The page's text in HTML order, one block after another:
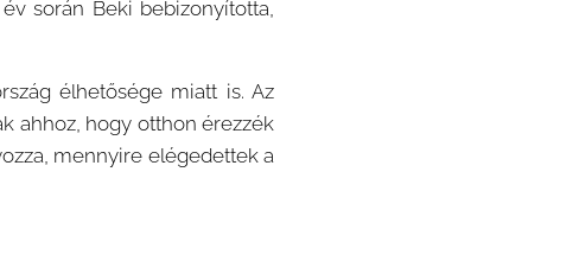
során Beki bebizonyította,
élhetősége miatt is. Az
ahhoz, hogy otthon érezzék
mennyire elégedettek a